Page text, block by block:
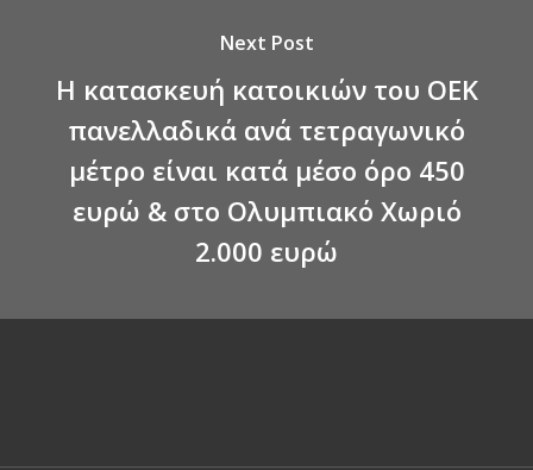
Next Post
Η κατασκευή κατοικιών του ΟΕΚ
πανελλαδικά ανά τετραγωνικό
μέτρο είναι κατά μέσο όρο 450
ευρώ & στο Ολυμπιακό Χωριό
2.000 ευρώ